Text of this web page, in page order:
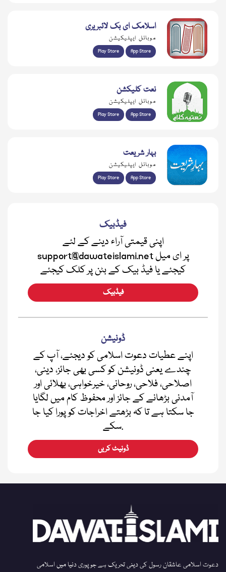
اسلامک ای بک لائبریری
موبائل ایپلیکیشن
Play Store App Store
نعت کلیکشن
موبائل ایپلیکیشن
Play Store App Store
بہار شریعت
موبائل ایپلیکیشن
Play Store App Store
فیڈبیک
اپنی قیمتی آراء دینے کے لئے
support@dawateislami.net پر ای میل
کیجئے یا فیڈ بیک کے بٹن پر کلک کیجئے
فیڈبیک
ڈونیشن
اپنے عطیات دعوت اسلامی کو دیجئے، آپ کے
چندے یعنی ڈونیشن کو کسی بھی جائز، دینی،
اصلاحی، فلاحی، روحانی، خیرخواہی، بھلائی اور
آمدنی بڑھانے کے جائز اور محفوظ کام میں لگایا
جا سکتا ہے تا کہ بڑھتے اخراجات کو پورا کیا جا
سکے.
ڈونیٹ کریں
دعوت اسلامی عاشقان رسول کی دینی تحریک ہے جو پوری دنیا میں اسلامی